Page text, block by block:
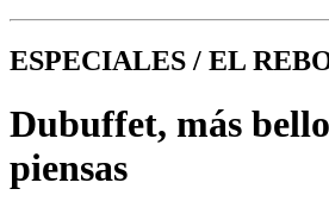
ESPECIALES / EL
Dubuffet, más
piensas